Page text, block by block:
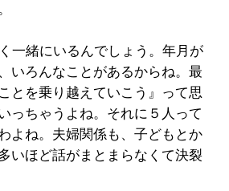
一緒にいるんでしょう。年月が
いろんなことがあるからね。最
とを乗り越えていこう』って思
っちゃうよね。それに５人って
よね。夫婦関係も、子どもとか
いほど話がまとまらなくて決裂